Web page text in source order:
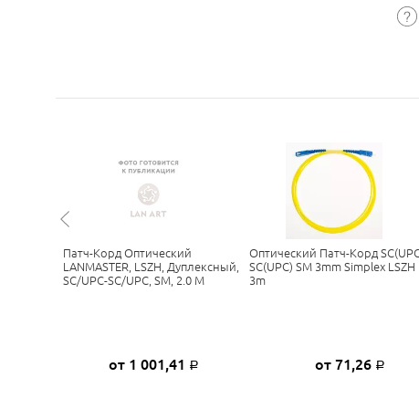
Патч-Корд Оптический
LANMASTER, LSZH, Дуплексный,
SC/UPC-SC/UPC, SM, 2.0 М
от 1 001,41 Р
Оптический Патч-Корд
SC(UPC) SM 3mm Simplex LSZH
3m
от 71,26 Р